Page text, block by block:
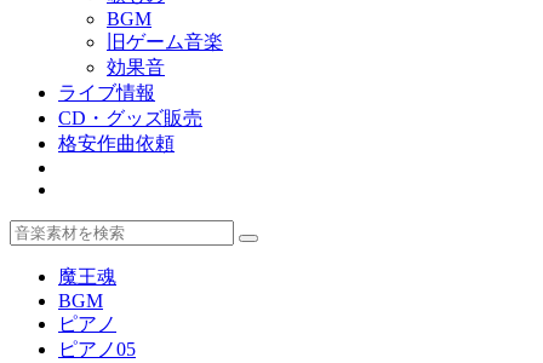
BGM
旧ゲーム音楽
効果音
ライブ情報
CD・グッズ販売
格安作曲依頼
魔王魂
BGM
ピアノ
ピアノ05